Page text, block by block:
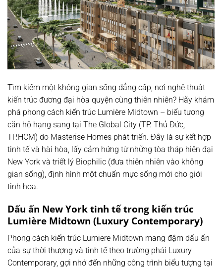
Tìm kiếm một không gian sống đẳng cấp, nơi nghệ thuật
kiến trúc đương đại hòa quyện cùng thiên nhiên? Hãy khám
phá phong cách kiến trúc Lumière Midtown – biểu tượng
căn hộ hạng sang tại The Global City (TP. Thủ Đức,
TP.HCM) do Masterise Homes phát triển. Đây là sự kết hợp
tinh tế và hài hòa, lấy cảm hứng từ những tòa tháp hiện đại
New York và triết lý Biophilic (đưa thiên nhiên vào không
gian sống), định hình một chuẩn mực sống mới cho giới
tinh hoa.
Dấu ấn New York tinh tế trong kiến trúc
Lumière Midtown (Luxury Contemporary)
Phong cách kiến trúc Lumiere Midtown mang đậm dấu ấn
của sự thời thượng và tinh tế theo trường phái Luxury
Contemporary, gợi nhớ đến những công trình biểu tượng tại